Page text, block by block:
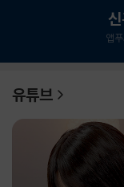
앱
유튜브